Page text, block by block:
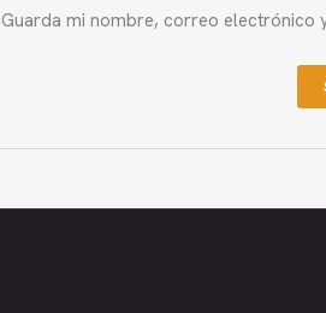
Guarda mi nombre, correo electrónico